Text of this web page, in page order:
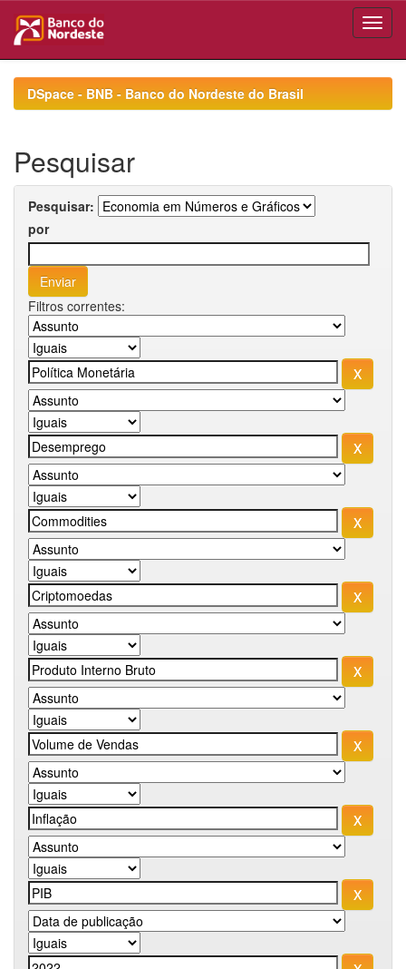
navigationDSpace - BNB - Banco do Nordeste do Brasil
Pesquisar
Pesquisar:
por
Filtros correntes: